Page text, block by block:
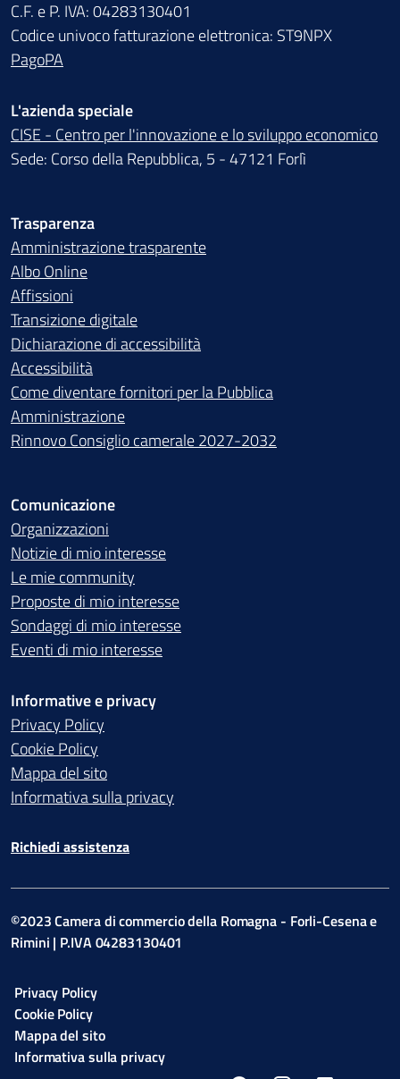
C.F. e P. IVA: 04283130401
Codice univoco fatturazione elettronica: ST9NPX
PagoPA
L'azienda speciale
CISE - Centro per l'innovazione e lo sviluppo economico
Sede: Corso della Repubblica, 5 - 47121 Forlì
Trasparenza
Amministrazione trasparente
Albo Online
Affissioni
Transizione digitale
Dichiarazione di accessibilità
Accessibilità
Come diventare fornitori per la Pubblica
Amministrazione
Rinnovo Consiglio camerale 2027-2032
Comunicazione
Organizzazioni
Notizie di mio interesse
Le mie community
Proposte di mio interesse
Sondaggi di mio interesse
Eventi di mio interesse
Informative e privacy
Privacy Policy
Cookie Policy
Mappa del sito
Informativa sulla privacy
Richiedi assistenza
©2023 Camera di commercio della Romagna - Forli-Cesena e
Rimini | P.IVA 04283130401
Privacy Policy
Cookie Policy
Mappa del sito
Informativa sulla privacy